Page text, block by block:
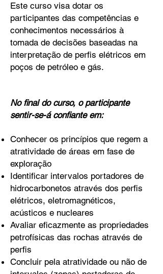
Este curso visa dotar os
participantes das competências e
conhecimentos necessários à
tomada de decisões baseadas na
interpretação de perfis elétricos em
poços de petróleo e gás.
No final do curso, o participante
sentir-se-á confiante em:
Conhecer os princípios que regem a
atratividade de áreas em fase de
exploração
Identificar intervalos portadores de
hidrocarbonetos através dos perfis
elétricos, eletromagnéticos,
acústicos e nucleares
Avaliar eficazmente as propriedades
petrofísicas das rochas através de
perfis
Concluir pela atratividade ou não de